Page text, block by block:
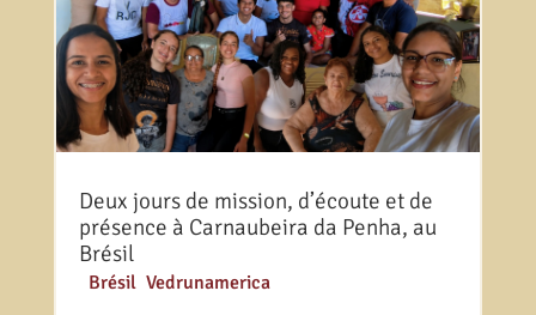
Deux jours de mission, d’écoute et de
présence à Carnaubeira da Penha, au
Brésil
Brésil, Vedrunamerica